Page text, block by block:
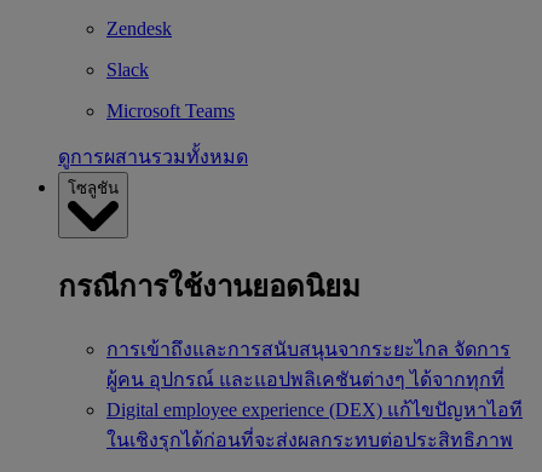
Zendesk
Slack
Microsoft Teams
ดูการผสานรวมทั้งหมด
โซลูชัน
กรณีการใช้งานยอดนิยม
การเข้าถึงและการสนับสนุนจากระยะไกล จัดการ
ผู้คน อุปกรณ์ และแอปพลิเคชันต่างๆ ได้จากทุกที่
Digital employee experience (DEX) แก้ไขปัญหาไอที
ในเชิงรุกได้ก่อนที่จะส่งผลกระทบต่อประสิทธิภาพ